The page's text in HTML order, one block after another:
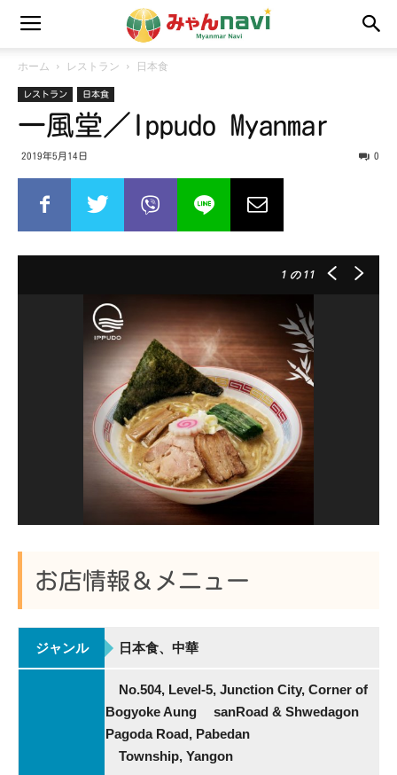
ホーム レストラン 日本食
レストラン 日本食
一風堂／Ippudo Myanmar
2019年5月14日 0
1 の 11
お店情報＆メニュー
ジャンル 日本食、中華
No.504, Level-5, Junction City, Corner of
Bogyoke Aung sanRoad & Shwedagon
Pagoda Road, Pabedan
Township, Yangon